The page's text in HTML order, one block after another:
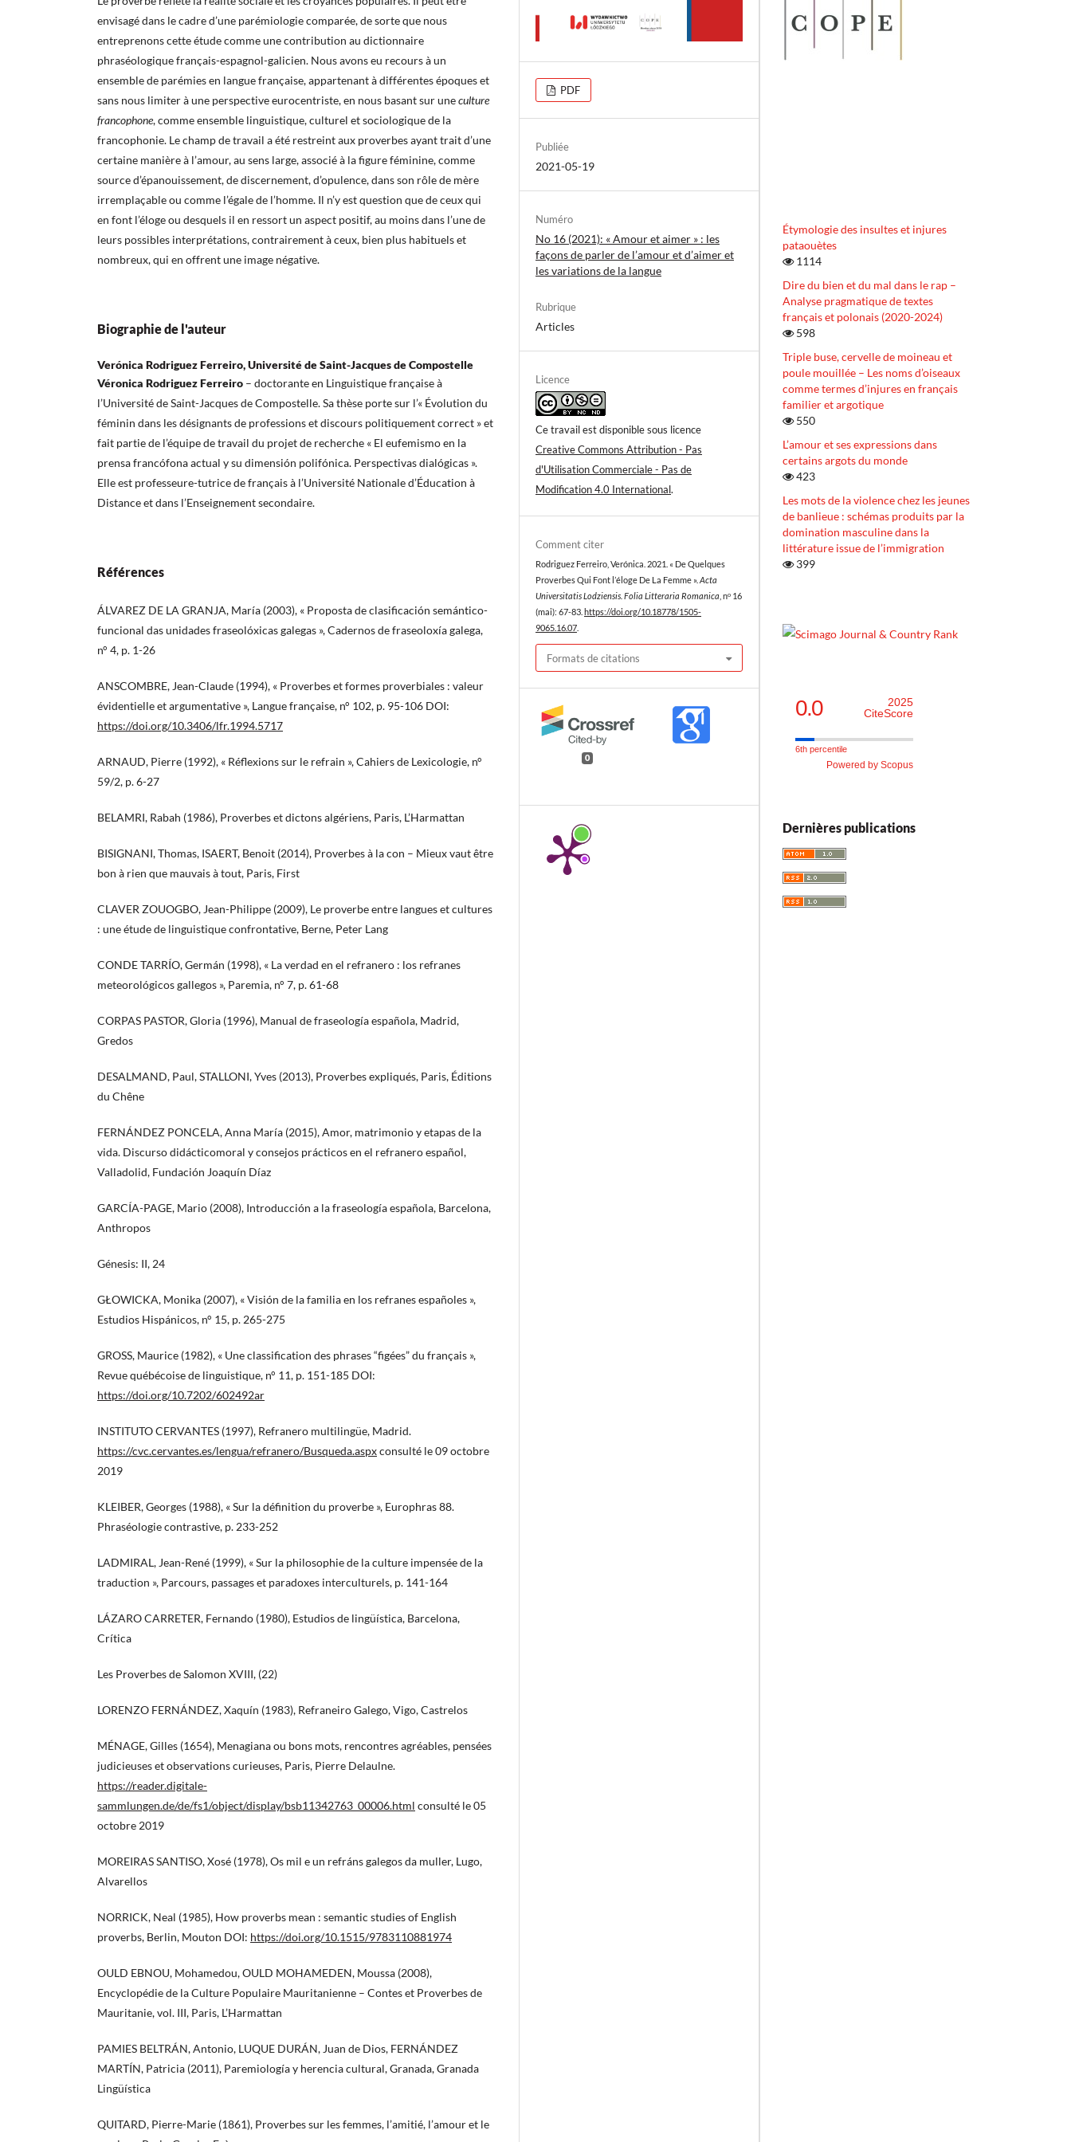
envisagé dans le cadre d’une parémiologie comparée, de sorte que nous
entreprenons cette étude comme une contribution au dictionnaire
phraséologique français-espagnol-galicien. Nous avons eu recours à un
ensemble de parémies en langue française, appartenant à différentes époques et
sans nous limiter à une perspective eurocentriste, en nous basant sur uneculture
francophone, comme ensemble linguistique, culturel et sociologique de la
francophonie. Le champ de travail a été restreint aux proverbes ayant trait d’une
certaine manière à l’amour, au sens large, associé à la figure féminine, comme
source d’épanouissement, de discernement, d’opulence, dans son rôle de mère
irremplaçable ou comme l’égale de l’homme. Il n’y est question que de ceux qui
en font l’éloge ou desquels il en ressort un aspect positif, au moins dans l’une de
leurs possibles interprétations, contrairement à ceux, bien plus habituels et
nombreux, qui en offrent une image négative.
Biographie de l'auteur
Verónica Rodriguez Ferreiro, Université de Saint-Jacques de Compostelle
Véronica Rodriguez Ferreiro – doctorante en Linguistique française à
l’Université de Saint-Jacques de Compostelle. Sa thèse porte sur l’« Évolution du
féminin dans les désignants de professions et discours politiquement correct » et
fait partie de l’équipe de travail du projet de recherche « El eufemismo en la
prensa francófona actual y su dimensión polifónica. Perspectivas dialógicas ».
Elle est professeure-tutrice de français à l’Université Nationale d’Éducation à
Distance et dans l’Enseignement secondaire.
Références
ÁLVAREZ DE LA GRANJA, María (2003), « Proposta de clasificación semántico-
funcional das unidades fraseolóxicas galegas », Cadernos de fraseoloxía galega,
n° 4, p. 1-26
ANSCOMBRE, Jean-Claude (1994), « Proverbes et formes proverbiales : valeur
évidentielle et argumentative », Langue française, n° 102, p. 95-106 DOI:
https://doi.org/10.3406/lfr.1994.5717
ARNAUD, Pierre (1992), « Réflexions sur le refrain », Cahiers de Lexicologie, n°
59/2, p. 6-27
BELAMRI, Rabah (1986), Proverbes et dictons algériens, Paris, L’Harmattan
BISIGNANI, Thomas, ISAERT, Benoit (2014), Proverbes à la con – Mieux vaut être
bon à rien que mauvais à tout, Paris, First
CLAVER ZOUOGBO, Jean-Philippe (2009), Le proverbe entre langues et cultures
: une étude de linguistique confrontative, Berne, Peter Lang
CONDE TARRÍO, Germán (1998), « La verdad en el refranero : los refranes
meteorológicos gallegos », Paremia, n° 7, p. 61-68
CORPAS PASTOR, Gloria (1996), Manual de fraseología española, Madrid,
Gredos
DESALMAND, Paul, STALLONI, Yves (2013), Proverbes expliqués, Paris, Éditions
du Chêne
FERNÁNDEZ PONCELA, Anna María (2015), Amor, matrimonio y etapas de la
vida. Discurso didácticomoral y consejos prácticos en el refranero español,
Valladolid, Fundación Joaquín Díaz
GARCÍA-PAGE, Mario (2008), Introducción a la fraseología española, Barcelona,
Anthropos
Génesis: II, 24
GŁOWICKA, Monika (2007), « Visión de la familia en los refranes españoles »,
Estudios Hispánicos, n° 15, p. 265-275
GROSS, Maurice (1982), « Une classification des phrases “figées” du français »,
Revue québécoise de linguistique, n° 11, p. 151-185 DOI:
https://doi.org/10.7202/602492ar
INSTITUTO CERVANTES (1997), Refranero multilingüe, Madrid.
https://cvc.cervantes.es/lengua/refranero/Busqueda.aspxconsulté le 09 octobre
2019
KLEIBER, Georges (1988), « Sur la définition du proverbe », Europhras 88.
Phraséologie contrastive, p. 233-252
LADMIRAL, Jean-René (1999), « Sur la philosophie de la culture impensée de la
traduction », Parcours, passages et paradoxes interculturels, p. 141-164
LÁZARO CARRETER, Fernando (1980), Estudios de lingüística, Barcelona,
Crítica
Les Proverbes de Salomon XVIII, (22)
LORENZO FERNÁNDEZ, Xaquín (1983), Refraneiro Galego, Vigo, Castrelos
MÉNAGE, Gilles (1654), Menagiana ou bons mots, rencontres agréables, pensées
judicieuses et observations curieuses, Paris, Pierre Delaulne.
https://reader.digitale-
sammlungen.de/de/fs1/object/display/bsb11342763_00006.html consulté le 05
octobre 2019
MOREIRAS SANTISO, Xosé (1978), Os mil e un refráns galegos da muller, Lugo,
Alvarellos
NORRICK, Neal (1985), How proverbs mean : semantic studies of English
proverbs, Berlin, Mouton DOI: https://doi.org/10.1515/9783110881974
OULD EBNOU, Mohamedou, OULD MOHAMEDEN, Moussa (2008),
Encyclopédie de la Culture Populaire Mauritanienne – Contes et Proverbes de
Mauritanie, vol. III, Paris, L’Harmattan
PAMIES BELTRÁN, Antonio, LUQUE DURÁN, Juan de Dios, FERNÁNDEZ
MARTÍN, Patricia (2011), Paremiología y herencia cultural, Granada, Granada
Lingüística
QUITARD, Pierre-Marie (1861), Proverbes sur les femmes, l’amitié, l’amour et le
PDF
Publiée
2021-05-19
Numéro
No 16 (2021): « Amour et aimer » : les
façons de parler de l’amour et d’aimer et
les variations de la langue
Rubrique
Articles
Licence
Ce travail est disponible sous licence
Creative Commons Attribution - Pas
d'Utilisation Commerciale - Pas de
Modification 4.0 International.
Comment citer
Rodriguez Ferreiro, Verónica. 2021. « De Quelques
Proverbes Qui Font l’éloge De La Femme ». Acta
Universitatis Lodziensis. Folia Litteraria Romanica , nᵒ 16
(mai): 67-83. https://doi.org/10.18778/1505-
9065.16.07
Formats de citations
0
Étymologie des insultes et injures
pataouètes
1114
Dire du bien et du mal dans le rap –
Analyse pragmatique de textes
français et polonais (2020-2024)
598
Triple buse, cervelle de moineau et
poule mouillée – Les noms d’oiseaux
comme termes d’injures en français
familier et argotique
550
L’amour et ses expressions dans
certains argots du monde
423
Les mots de la violence chez les jeunes
de banlieue : schémas produits par la
domination masculine dans la
littérature issue de l’immigration
399
0.0
2025
CiteScore
6th percentile
Powered by Scopus
Dernières publications